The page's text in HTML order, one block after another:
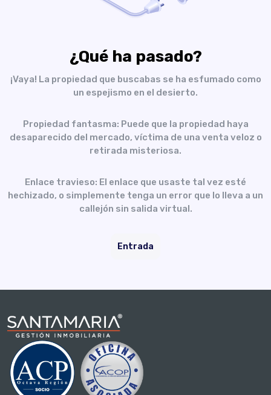
¿Qué ha pasado?
¡Vaya! La propiedad que buscabas se ha esfumado como
un espejismo en el desierto.
Propiedad fantasma: Puede que la propiedad haya
desaparecido del mercado, víctima de una venta veloz o
retirada misteriosa.
Enlace travieso: El enlace que usaste tal vez esté
hechizado, o simplemente tenga un error que lo lleva a un
callejón sin salida virtual.
Entrada